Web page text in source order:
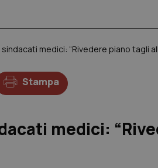
sindacati medici: “Rivedere piano tagli
Stampa
medici: